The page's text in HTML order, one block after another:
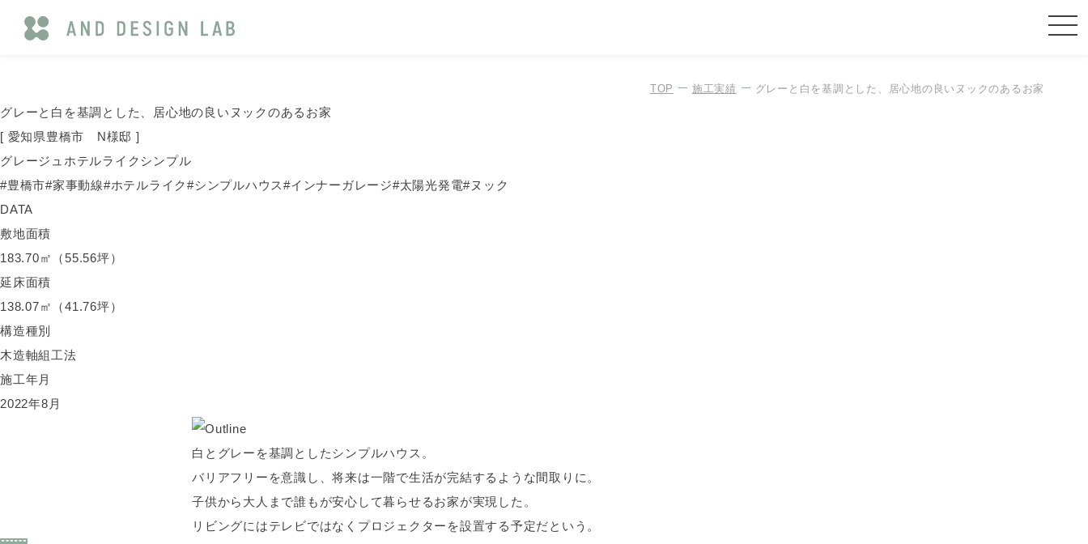
TOP 施工実績 グレーと白を基調とした、居心地の良いヌックのあるお家
グレーと白を基調とした、居心地の良いヌックのあるお家
[ 愛知県豊橋市 N様邸 ]
グレージュ ホテルライクシンプル
#豊橋市#家事動線#ホテルライク#シンプルハウス#インナーガレージ#太陽光発電#ヌック
DATA
敷地面積
183.70㎡（55.56坪）
延床面積
138.07㎡（41.76坪）
構造種別
木造軸組工法
施工年月
2022年8月
白とグレーを基調としたシンプルハウス。
バリアフリーを意識し、将来は一階で生活が完結するような間取りに。
子供から大人まで誰もが安心して暮らせるお家が実現した。
リビングにはテレビではなくプロジェクターを設置する予定だという。